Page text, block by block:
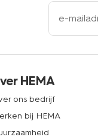
e-
mailadres
HEMA
ons bedrijf
bij HEMA